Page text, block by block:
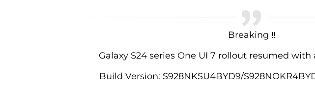
Breaking ‼️
Galaxy S24 series One UI 7 rollout resumed
Build Version: S928NKSU4BYD9/